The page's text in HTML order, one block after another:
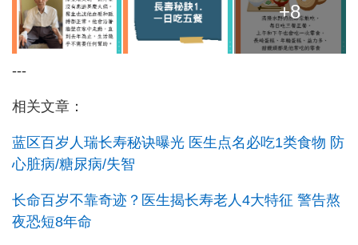
+8
---
相关文章：
蓝区百岁人瑞长寿秘诀曝光 医生点名必吃1类食物 防
心脏病/糖尿病/失智
长命百岁不靠奇迹？医生揭长寿老人4大特征 警告熬
夜恐短8年命